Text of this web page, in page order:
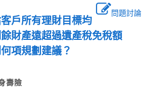
問題討論
戶所有理財目標均
財產遠超過遺產稅免稅額
何項規劃建議？
壽險